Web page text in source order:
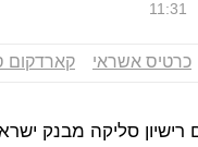
11:31
כרטיס אשראי קארדקום
רישיון סליקה מבנק